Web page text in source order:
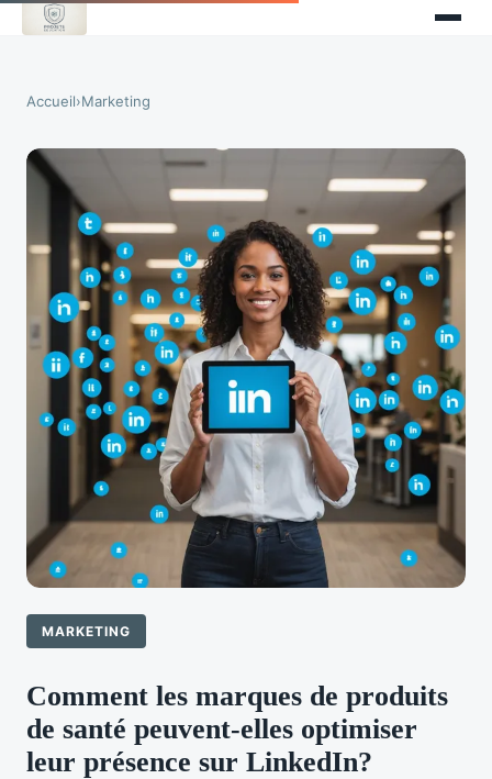
Accueil›Marketing
MARKETING
Comment les marques de produits
de santé peuvent-elles optimiser
leur présence sur LinkedIn?